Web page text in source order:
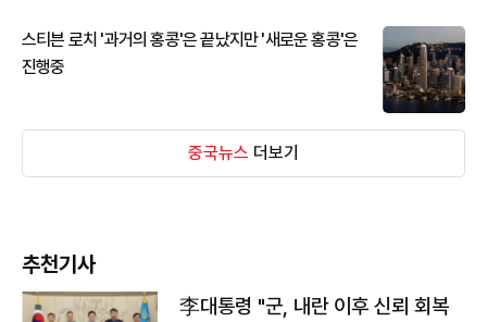
스티븐 로치 '과거의 홍콩'은 끝났지만 '새로운 홍콩'은
진행중
중국뉴스 더보기
추천기사
李대통령 "군, 내란 이후 신뢰 회복